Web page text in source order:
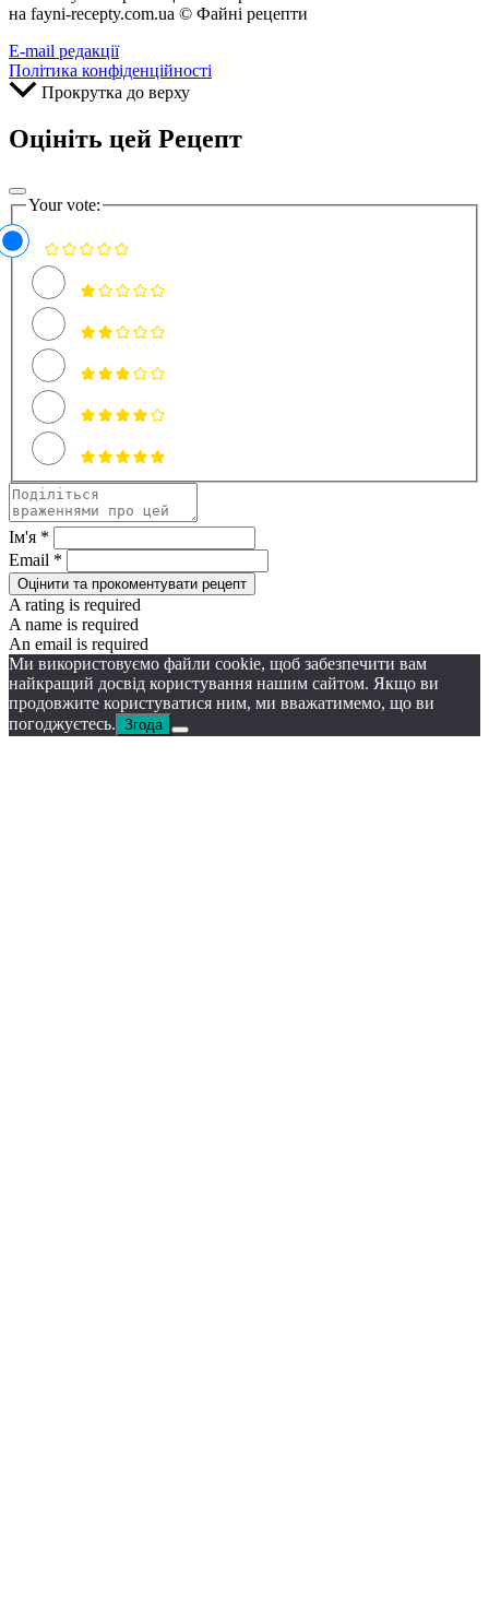
на fayni-recepty.com.ua © Файні рецепти
E-mail редакції
Політика конфіденційності
Прокрутка до верху
Оцініть цей Рецепт
Your vote:
Ім'я *
Email *
Оцінити та прокоментувати рецепт
A rating is required
A name is required
An email is required
Ми використовуємо файли cookie, щоб забезпечити вам
найкращий досвід користування нашим сайтом. Якщо ви
продовжите користуватися ним, ми вважатимемо, що ви
погоджуєтесь. Згода